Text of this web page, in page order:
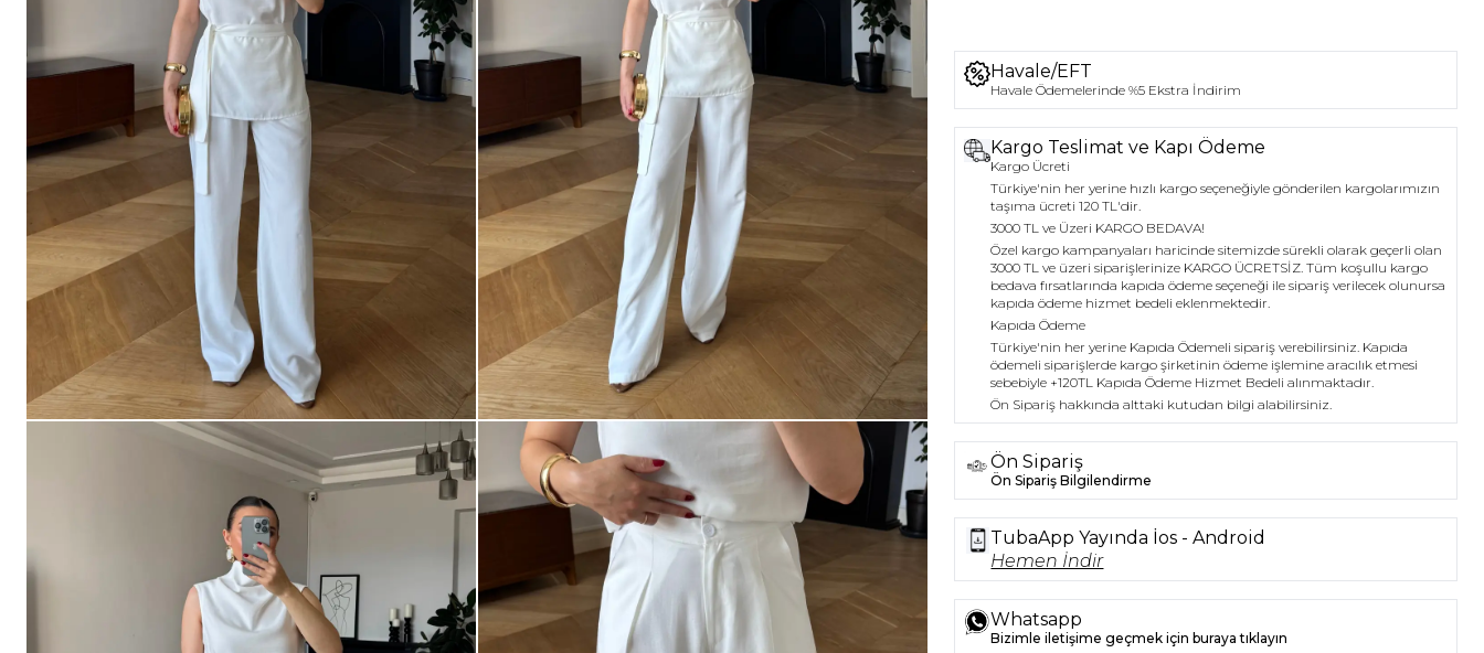
Havale/EFT
Havale Ödemelerinde %5 Ekstra İndirim
Kargo Teslimat ve Kapı Ödeme
Kargo Ücreti
Türkiye'nin her yerine hızlı kargo seçeneğiyle gönderilen kargolarımızın
taşıma ücreti 120 TL'dir.
3000 TL ve Üzeri KARGO BEDAVA!
Özel kargo kampanyaları haricinde sitemizde sürekli olarak geçerli olan
3000 TL ve üzeri siparişlerinize KARGO ÜCRETSİZ. Tüm koşullu kargo
bedava fırsatlarında kapıda ödeme seçeneği ile sipariş verilecek olunursa
kapıda ödeme hizmet bedeli eklenmektedir.
Kapıda Ödeme
Türkiye'nin her yerine Kapıda Ödemeli sipariş verebilirsiniz. Kapıda
ödemeli siparişlerde kargo şirketinin ödeme işlemine aracılık etmesi
sebebiyle +120TL Kapıda Ödeme Hizmet Bedeli alınmaktadır.
Ön Sipariş hakkında alttaki kutudan bilgi alabilirsiniz.
Ön Sipariş
Ön Sipariş Bilgilendirme
TubaApp Yayında İos - Android
Hemen İndir
Whatsapp
Bizimle iletişime geçmek için buraya tıklayın